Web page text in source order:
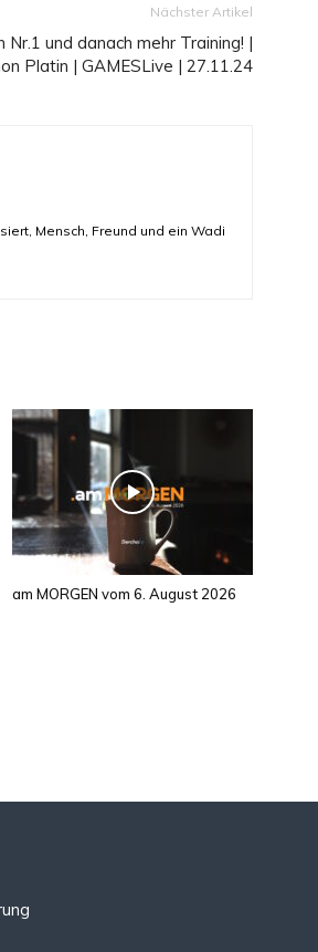
Nächster Artikel
Nr.1 und danach mehr Training! |
Platin | GAMESLive | 27.11.24
Mensch, Freund und ein Wadi
am MORGEN vom 6. August 2026